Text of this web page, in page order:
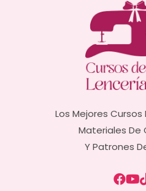
Los Mejores Cursos
Materiales De
Y Patrones